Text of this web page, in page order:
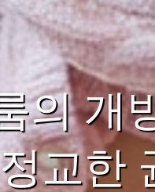
의 개
교한